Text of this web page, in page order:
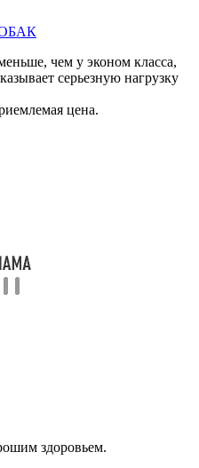
чем у эконом класса,
серьезную нагрузку
цена.
здоровьем.